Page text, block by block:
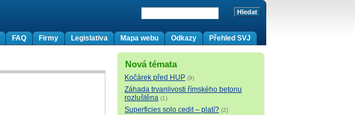
Přehled SVJ
Odkazy
Mapa webu
Legislativa
Firmy
FAQ
Nová témata
Kočárek před HUP (9)
Záhada trvanlivosti římského betonu
rozluštěna (1)
Superficies solo cedit – platí? (2)